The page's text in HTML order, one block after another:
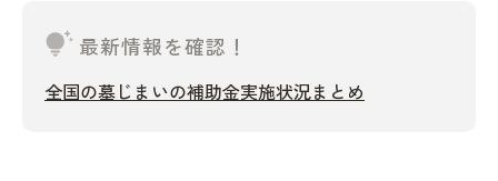
tips_and_updates 最新情報を確認！
全国の墓じまいの補助金実施状況まとめ